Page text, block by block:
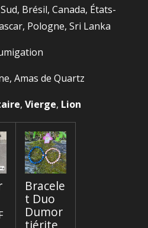
Brésil, Canada, États-
Pologne, Sri Lanka
Amas de Quartz
, Vierge, Lion
Bracele
t Duo
Dumor
tiérite